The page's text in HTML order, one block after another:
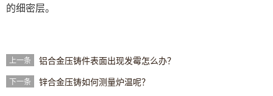
的细密层。
上一条 铝合金压铸件表面出现发霉怎么办？
下一条 锌合金压铸如何测量炉温呢？